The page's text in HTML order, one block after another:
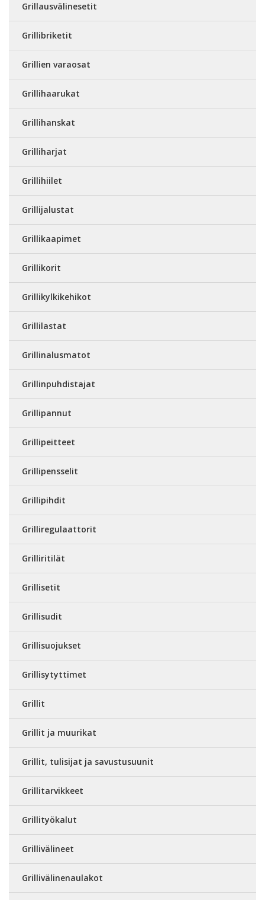
Grillausvälinesetit
Grillibriketit
Grillien varaosat
Grillihaarukat
Grillihanskat
Grilliharjat
Grillihiilet
Grillijalustat
Grillikaapimet
Grillikorit
Grillikylkikehikot
Grillilastat
Grillinalusmatot
Grillinpuhdistajat
Grillipannut
Grillipeitteet
Grillipensselit
Grillipihdit
Grilliregulaattorit
Grilliritilät
Grillisetit
Grillisudit
Grillisuojukset
Grillisytyttimet
Grillit
Grillit ja muurikat
Grillit, tulisijat ja savustusuunit
Grillitarvikkeet
Grillityökalut
Grillivälineet
Grillivälinenaulakot